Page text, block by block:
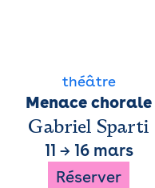
théâtre
Menace chorale
Gabriel Sparti
11 → 16 mars
Réserver